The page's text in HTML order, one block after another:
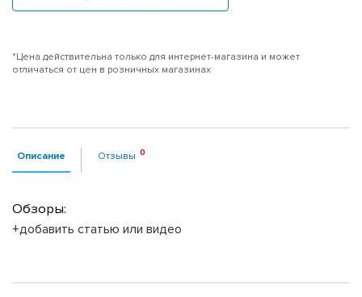
*Цена действительна только для интернет-магазина и может
отличаться от цен в розничных магазинах
Описание Отзывы
Обзоры:
+добавить статью или видео